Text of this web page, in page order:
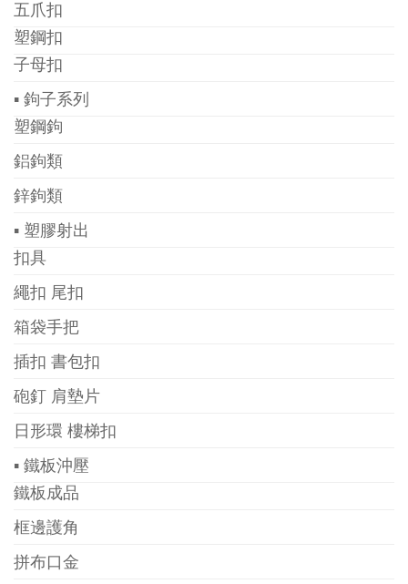
五爪扣
塑鋼扣
子母扣
▪ 鉤子系列
塑鋼鉤
鋁鉤類
鋅鉤類
▪ 塑膠射出
扣具
繩扣 尾扣
箱袋手把
插扣 書包扣
砲釘 肩墊片
日形環 樓梯扣
▪ 鐵板沖壓
鐵板成品
框邊護角
拼布口金